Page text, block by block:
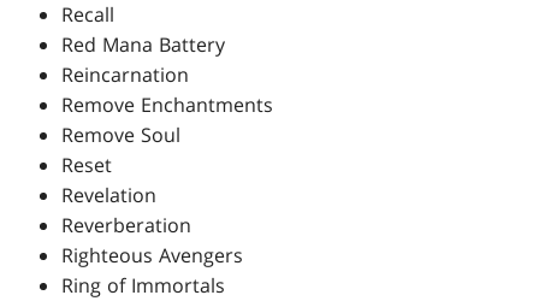
Recall
Red Mana Battery
Reincarnation
Remove Enchantments
Remove Soul
Reset
Revelation
Reverberation
Righteous Avengers
Ring of Immortals